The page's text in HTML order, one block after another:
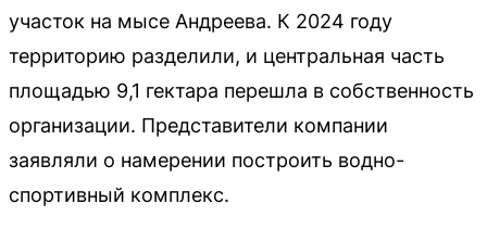
участок на мысе Андреева. К 2024 году
территорию разделили, и центральная часть
площадью 9,1 гектара перешла в собственность
организации. Представители компании
заявляли о намерении построить водно-
спортивный комплекс.